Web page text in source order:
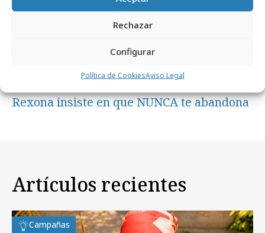
Rechazar
Configurar
Política de CookiesAviso Legal
Rexona insiste en que NUNCA te abandona
Artículos recientes
Campañas